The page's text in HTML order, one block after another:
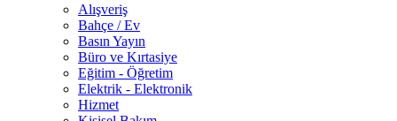
Alışveriş
Bahçe / Ev
Basın Yayın
Büro ve Kırtasiye
Eğitim - Öğretim
Elektrik - Elektronik
Hizmet